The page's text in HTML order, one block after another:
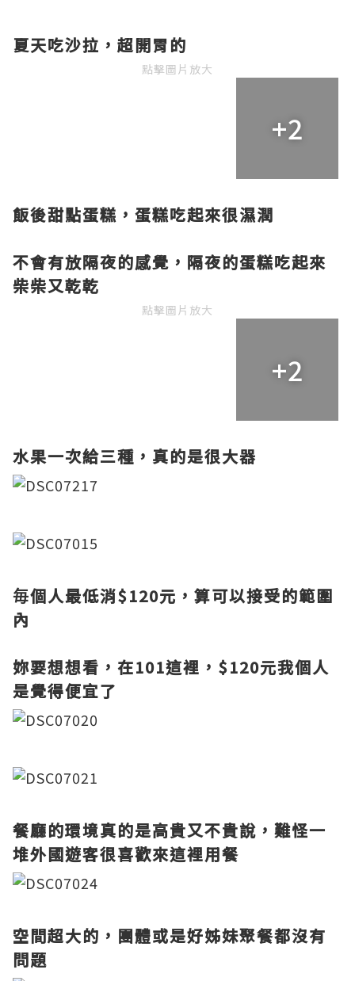
夏天吃沙拉，超開胃的
點擊圖片放大
+2
飯後甜點蛋糕，蛋糕吃起來很濕潤
不會有放隔夜的感覺，隔夜的蛋糕吃起來
柴柴又乾乾
點擊圖片放大
+2
水果一次給三種，真的是很大器
毎個人最低消$120元，算可以接受的範圍
內
妳要想想看，在101這裡，$120元我個人
是覺得便宜了
餐廳的環境真的是高貴又不貴說，難怪一
堆外國遊客很喜歡來這裡用餐
空間超大的，團體或是好姊妹聚餐都沒有
問題